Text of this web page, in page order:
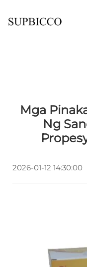
Mga
Ng
2026-01-12 14:30:00